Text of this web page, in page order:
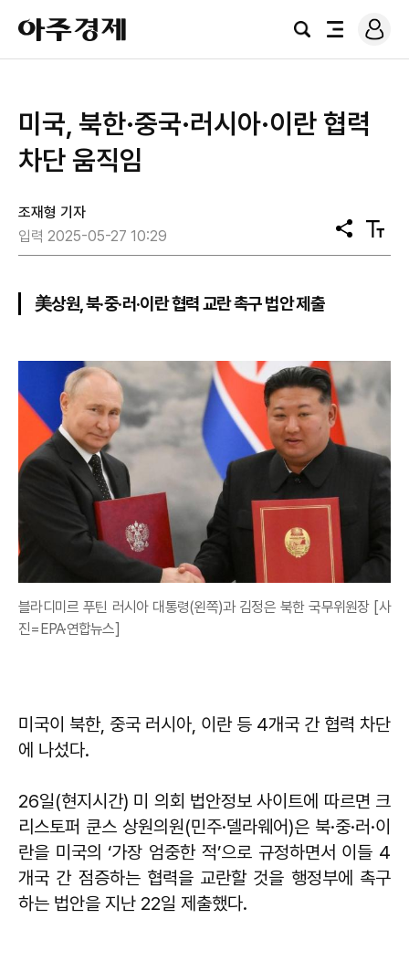
아
주
경
검
전
로
그
미국, 북한·중국·러시아·이란 협력
차단 움직임
조재형 기자
입력 2025-05-27 10:29
공
유
텍
스
美상원, 북·중·러·이란 협력 교란 촉구 법안 제출
블라디미르 푸틴 러시아 대통령(왼쪽)과 김정은 북한 국무위원장 [사
진=EPA·연합뉴스]
미국이 북한, 중국 러시아, 이란 등 4개국 간 협력 차단
에 나섰다.
26일(현지시간) 미 의회 법안정보 사이트에 따르면 크
리스토퍼 쿤스 상원의원(민주·델라웨어)은 북·중·러·이
란을 미국의 ‘가장 엄중한 적’으로 규정하면서 이들 4
개국 간 점증하는 협력을 교란할 것을 행정부에 촉구
하는 법안을 지난 22일 제출했다.